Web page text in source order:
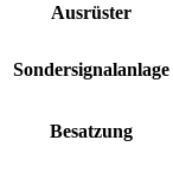
Ausrüster
Sondersignalanlage
Besatzung